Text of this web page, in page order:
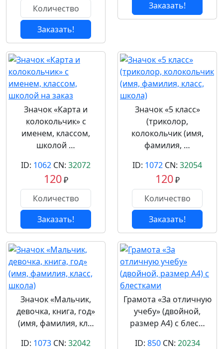
Заказать!
Заказать!
Значок «Карта и
колокольчик» с
именем, классом,
школой …
ID: 1062 CN: 32072
120₽
Заказать!
Значок «5 класс»
(триколор,
колокольчик (имя,
фамилия, …
ID: 1072 CN: 32054
120₽
Заказать!
Значок «Мальчик,
девочка, книга, год»
(имя, фамилия, кл…
ID: 1073 CN: 32042
Грамота «За отличную
учебу» (двойной,
размер А4) с блес…
ID: 850CN: 20234